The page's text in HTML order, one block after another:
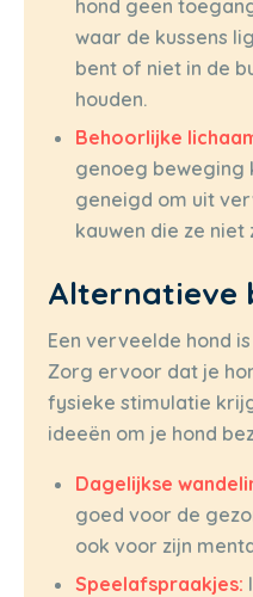
hond geen
waar de kussens
bent of niet in de
houden.
Behoorlijke
genoeg beweging
geneigd om uit
kauwen die ze
Alternatieve
Een verveelde hond
Zorg ervoor dat je
fysieke stimulatie
ideeën om je hond
Dagelijkse
goed voor de
ook voor zijn
Speelafspraakjes: